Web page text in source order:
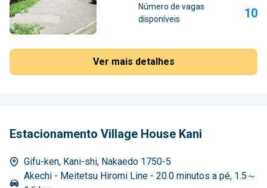
Número de vagas
disponíveis
10
Ver mais detalhes
Estacionamento Village House Kani
Gifu-ken, Kani-shi, Nakaedo 1750-5
Akechi - Meitetsu Hiromi Line - 20.0 minutos a pé, 1.5～